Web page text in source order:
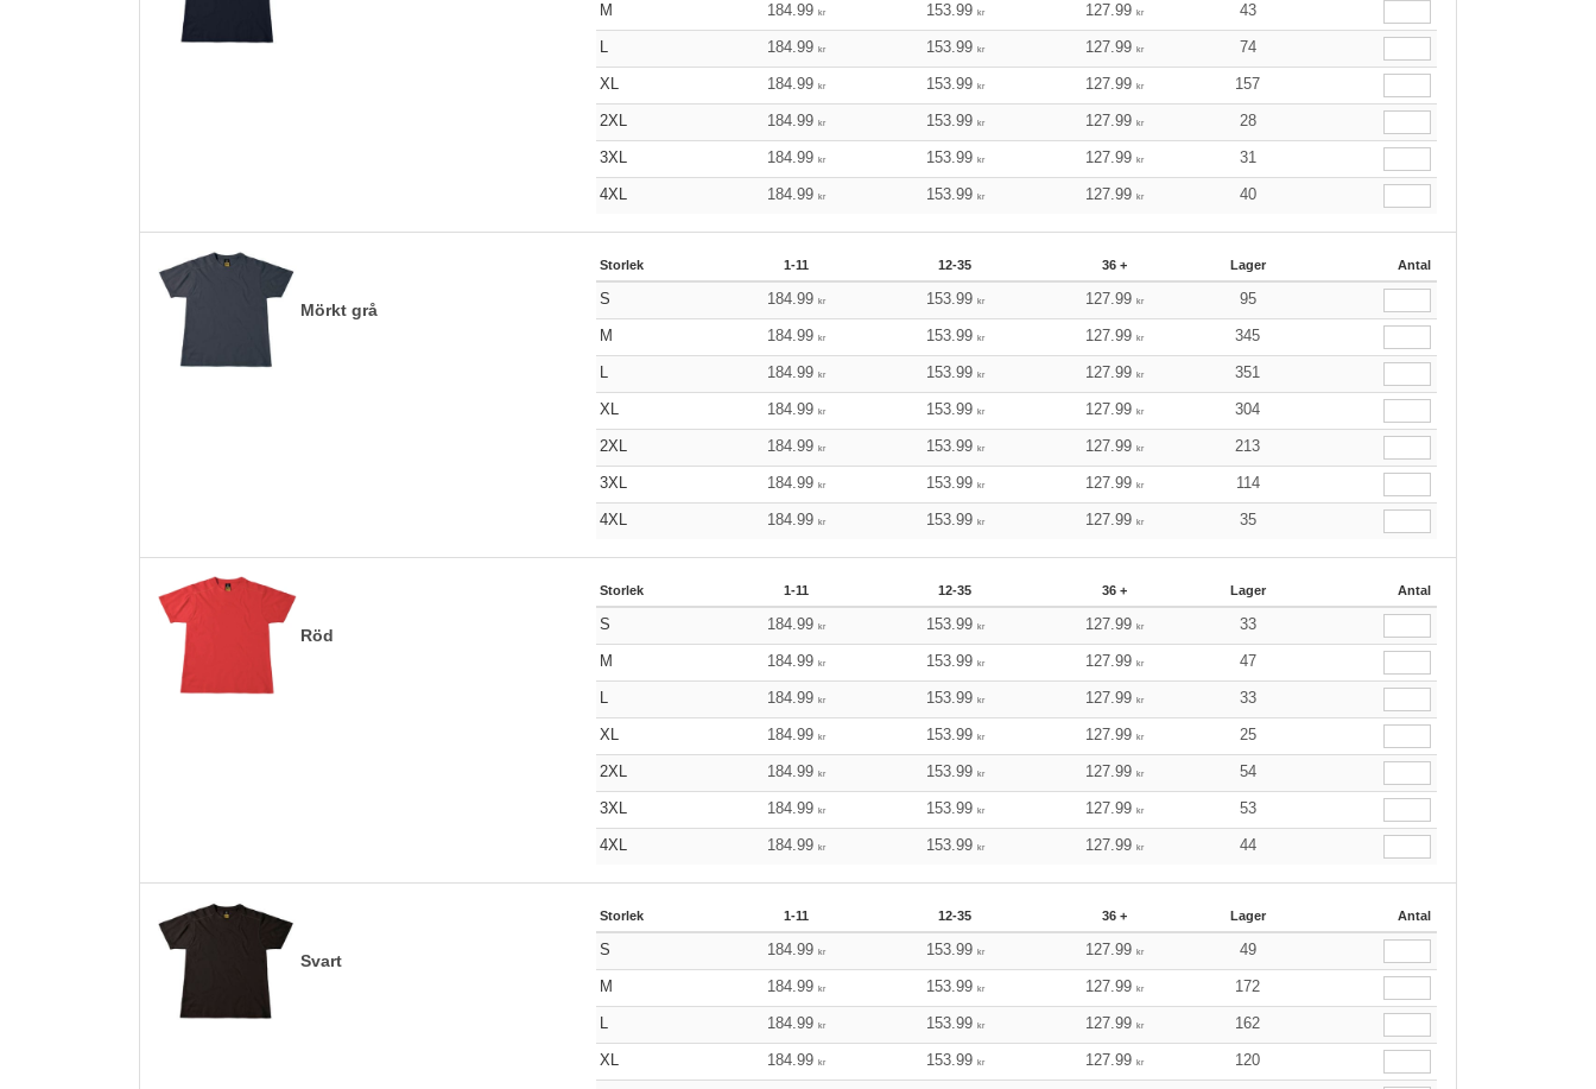
M 184.99kr 153.99 kr 127.99 kr 43
L 184.99kr 153.99 kr 127.99 kr 74
XL 184.99kr 153.99 kr 127.99 kr 157
2XL 184.99kr 153.99 kr 127.99 kr 28
3XL 184.99kr 153.99 kr 127.99 kr 31
4XL 184.99kr 153.99 kr 127.99 kr 40
Mörkt grå
Storlek 1-11 12-35 36 + Lager Antal
S 184.99kr 153.99 kr 127.99 kr 95
M 184.99kr 153.99 kr 127.99 kr 345
L 184.99kr 153.99 kr 127.99 kr 351
XL 184.99kr 153.99 kr 127.99 kr 304
2XL 184.99kr 153.99 kr 127.99 kr 213
3XL 184.99kr 153.99 kr 127.99 kr 114
4XL 184.99kr 153.99 kr 127.99 kr 35
Röd
Storlek 1-11 12-35 36 + Lager Antal
S 184.99kr 153.99 kr 127.99 kr 33
M 184.99kr 153.99 kr 127.99 kr 47
L 184.99kr 153.99 kr 127.99 kr 33
XL 184.99kr 153.99 kr 127.99 kr 25
2XL 184.99kr 153.99 kr 127.99 kr 54
3XL 184.99kr 153.99 kr 127.99 kr 53
4XL 184.99kr 153.99 kr 127.99 kr 44
Svart
Storlek 1-11 12-35 36 + Lager Antal
S 184.99kr 153.99 kr 127.99 kr 49
M 184.99kr 153.99 kr 127.99 kr 172
L 184.99kr 153.99 kr 127.99 kr 162
XL 184.99kr 153.99 kr 127.99 kr 120